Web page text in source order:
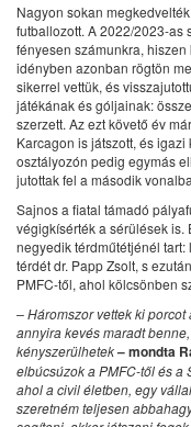
Nagyon sokan
futballozott. A 2022/2023-as
fényesen számunkra,
idényben azonban rögtön
sikerrel vettük, és
játékának és góljainak:
szerzett. Az ezt követő év
Karcagon is játszott, és
osztályozón pedig egymás
jutottak fel a második
Sajnos a fiatal támadó
végigkísérték a sérülések is.
negyedik térdműtétjénél
térdét dr. Papp Zsolt, s
PMFC-től, ahol kölcsönben
– Háromszor vettek ki
annyira kevés maradt
kényszerülhetek– mondta
elbúcsúzok a PMFC-től és a
ahol a civil életben, egy
szeretném teljesen